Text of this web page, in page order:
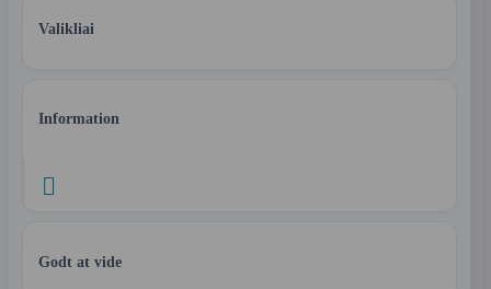
Valikliai
Information

Godt at vide